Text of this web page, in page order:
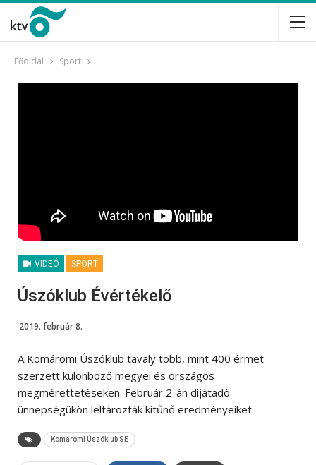
Főoldal Sport
VIDEÓ SPORT
Úszóklub Évértékelő
2019. február 8.
A Komáromi Úszóklub tavaly több, mint 400 érmet
szerzett különböző megyei és országos
megmérettetéseken. Február 2-án díjátadó
ünnepségükön leltározták kitűnő eredményeiket.
Komáromi Úszóklub SE